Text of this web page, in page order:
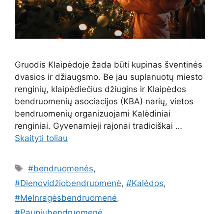
Gruodis Klaipėdoje žada būti kupinas šventinės
dvasios ir džiaugsmo. Be jau suplanuotų miesto
renginių, klaipėdiečius džiugins ir Klaipėdos
bendruomenių asociacijos (KBA) narių, vietos
bendruomenių organizuojami Kalėdiniai
renginiai. Gyvenamieji rajonai tradiciškai …
Skaityti toliau
Žymos
#bendruomenės,
#Dienovidžiobendruomenė, #Kalėdos,
#Melnragėsbendruomenė,